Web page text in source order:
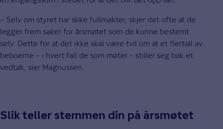
– Selv om styret har slike fullmakter, skjer det ofte at de
legger frem saker for årsmøtet som de kunne bestemt
selv. Dette for at det ikke skal være tvil om at et flertall av
beboerne – i hvert fall de som møter – stiller seg bak et
vedtak, sier Magnussen.
Slik teller stemmen din på årsmøtet